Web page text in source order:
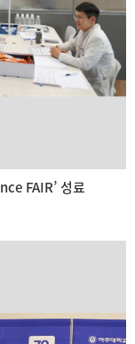
FAIR’ 성료